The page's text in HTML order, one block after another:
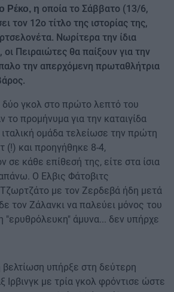
Ρέκο, η οποία το Σάββατο (13/6,
τον 12ο τίτλο της ιστορίας της,
Νωρίτερα την ίδια
Πειραιώτες θα παίξουν για την
την απερχόμενη πρωταθλήτρια
γκολ στο πρώτο λεπτό του
το προμήνυμα για την καταιγίδα
ομάδα τελείωσε την πρώτη
(!) και προηγήθηκε 8-4,
σε κάθε επίθεσή της, είτε στα ίσια
Ο Ελβις Φάτοβιτς
με τον Ζερδεβά ήδη μετά
τον Ζάλανκι να παλεύει μόνος του
"ερυθρόλευκη" άμυνα... δεν υπήρχε
βελτίωση υπήρξε στη δεύτερη
Ιρβινγκ με τρία γκολ φρόντισε ώστε